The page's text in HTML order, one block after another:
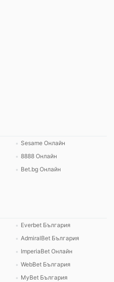
Sesame Онлайн
8888 Онлайн
Bet.bg Онлайн
Everbet България
AdmiralBet България
ImperiaBet Онлайн
WebBet България
MyBet България